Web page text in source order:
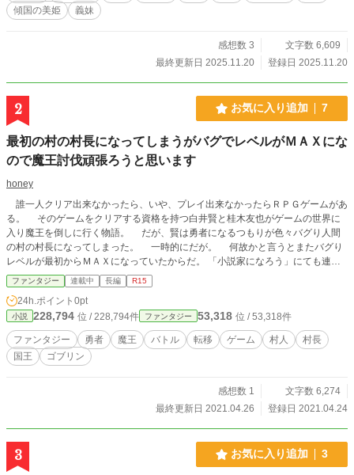
傾国の美姫
義妹
感想数 3
文字数 6,609
最終更新日 2025.11.20
登録日 2025.11.20
2 お気に入り追加 7
最初の村の村長になってしまうがバグでレベルがＭＡＸにな
ので魔王討伐頑張ろうと思います
honey
誰一人クリア出来なかったら、いや、プレイ出来なかったらＲＰＧゲームがあ
る。 そのゲームをクリアする資格を持つ白井賢と桂木友也がゲームの世界に
入り魔王を倒しに行く物語。 だが、賢は勇者になるつもりが色々バグり人間
の村の村長になってしまった。 一時的にだが。 何故かと言うとまたバグり
レベルが最初からＭＡＸになっていたからだ。 「小説家になろう」にても連載
しています。
ファンタジー 連載中 長編 R15
24h.ポイント 0pt
小説 228,794 位 / 228,794件 ファンタジー 53,318 位 / 53,318件
ファンタジー 勇者 魔王 バトル 転移 ゲーム 村人
村長
国王
ゴブリン
感想数 1
文字数 6,274
最終更新日 2021.04.26
登録日 2021.04.24
3 お気に入り追加 3